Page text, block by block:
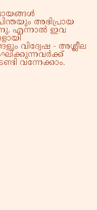
അഭിപ്രായ
എന്നാൽ ഇവ
വിദ്വേഷ - അശ്ലീല
വന്നേക്കാം.